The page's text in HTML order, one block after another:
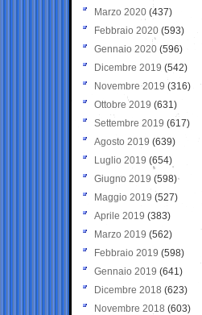
Marzo 2020 (437)
Febbraio 2020 (593)
Gennaio 2020 (596)
Dicembre 2019 (542)
Novembre 2019 (316)
Ottobre 2019 (631)
Settembre 2019 (617)
Agosto 2019 (639)
Luglio 2019 (654)
Giugno 2019 (598)
Maggio 2019 (527)
Aprile 2019 (383)
Marzo 2019 (562)
Febbraio 2019 (598)
Gennaio 2019 (641)
Dicembre 2018 (623)
Novembre 2018 (603)